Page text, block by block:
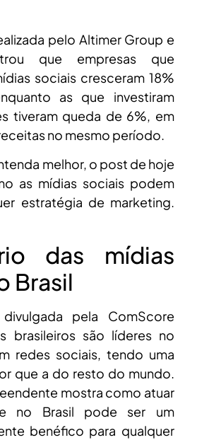
pelo Altimer Group e
que empresas que
sociais cresceram 18%
as que investiram
tiveram queda de 6%, em
no mesmo período.
melhor, o post de hoje
as mídias sociais podem
estratégia de marketing.
das mídias
Brasil
divulgada pela ComScore
brasileiros são líderes no
redes sociais, tendo uma
que a do resto do mundo.
mostra como atuar
no Brasil pode ser um
benéfico para qualquer